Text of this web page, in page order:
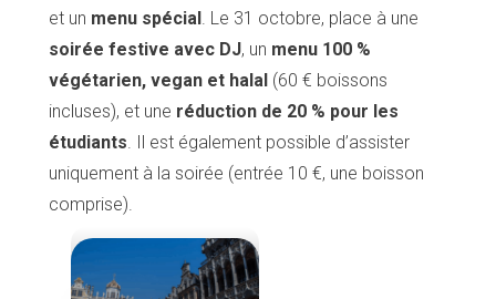
et un menu spécial . Le 31 octobre, place à une
soirée festive avec DJ, un menu 100 %
végétarien, vegan et halal (60 € boissons
incluses), et une réduction de 20 % pour les
étudiants. Il est également possible d’assister
uniquement à la soirée (entrée 10 €, une boisson
comprise).